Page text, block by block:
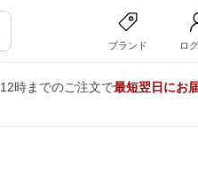
ブランド ロ
12時までのご注文で最短翌日にお